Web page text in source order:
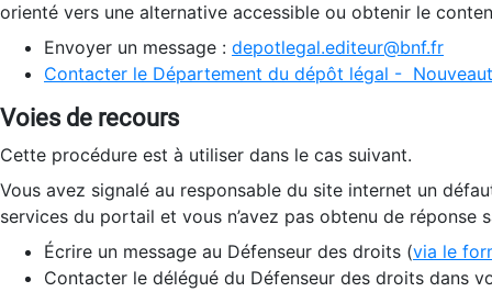
orienté vers une alternative accessible ou obtenir le
Envoyer un message : depotlegal.editeur@bnf.fr
Contacter le Département du dépôt légal -
Voies de recours
Cette procédure est à utiliser dans le cas suivant.
Vous avez signalé au responsable du site internet un
services du portail et vous n’avez pas obtenu de réponse
Écrire un message au Défenseur des droits (via le
Contacter le délégué du Défenseur des droits dans